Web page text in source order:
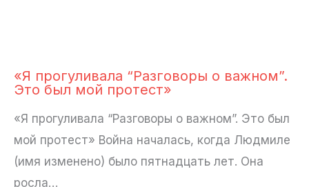
«Я прогуливала “Разговоры о важном”.
Это был мой протест»
«Я прогуливала “Разговоры о важном”. Это был
мой протест» Война началась, когда Людмиле
(имя изменено) было пятнадцать лет. Она
росла…